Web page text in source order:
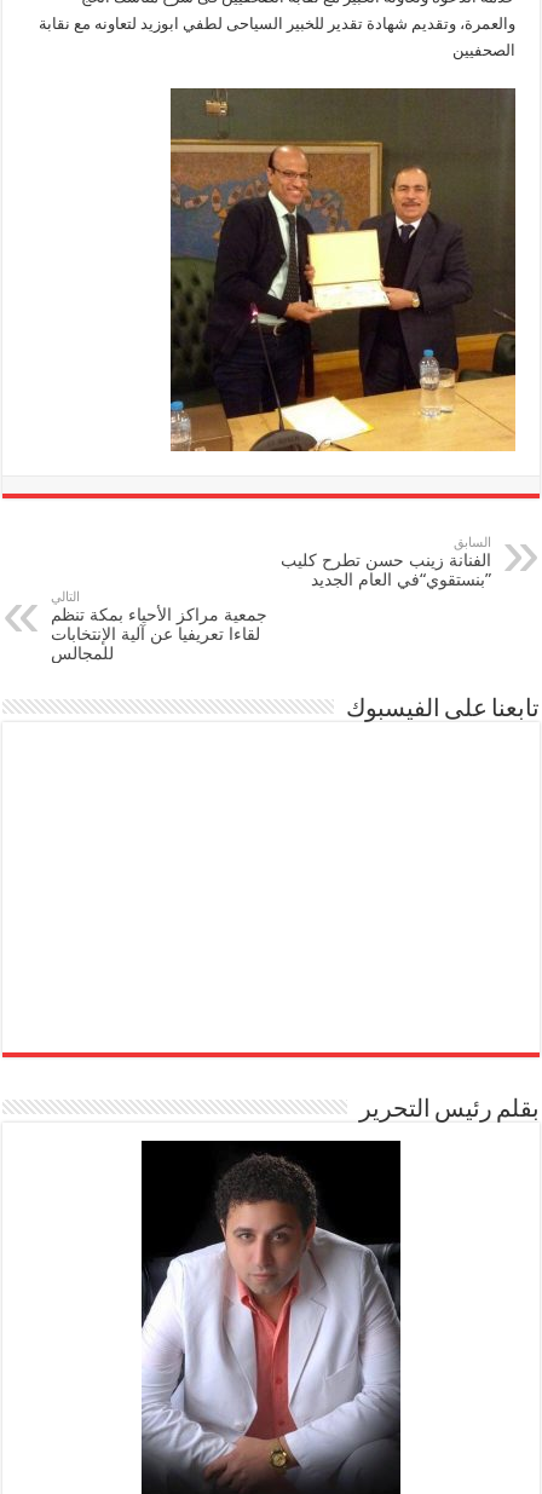
والعمرة، وتقديم شهادة تقدير للخبير السياحى لطفي ابوزيد لتعاونه مع نقابة
الصحفيين
السابق
الفنانة زينب حسن تطرح كليب
”بنستقوي“في العام الجديد
التالي
جمعية مراكز الأحياء بمكة تنظم
لقاءا تعريفيا عن آلية الإنتخابات
للمجالس
تابعنا على الفيسبوك
بقلم رئيس التحرير